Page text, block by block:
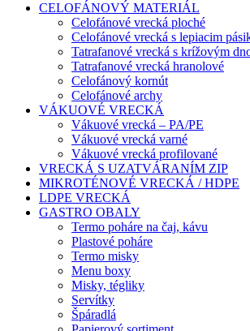
CELOFÁNOVÝ MATERIÁL
Celofánové vrecká ploché
Celofánové vrecká s lepiacim
Tatrafanové vrecká s krížovým
Tatrafanové vrecká hranolové
Celofánový kornút
Celofánové archy
VÁKUOVÉ VRECKÁ
Vákuové vrecká – PA/PE
Vákuové vrecká varné
Vákuové vrecká profilované
VRECKÁ S UZATVÁRANÍM ZIP
MIKROTÉNOVÉ VRECKÁ / HDPE
LDPE VRECKÁ
GASTRO OBALY
Termo poháre na čaj, kávu
Plastové poháre
Termo misky
Menu boxy
Misky, tégliky
Servítky
Špáradlá